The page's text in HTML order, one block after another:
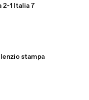
2-1 Italia 7
stampa